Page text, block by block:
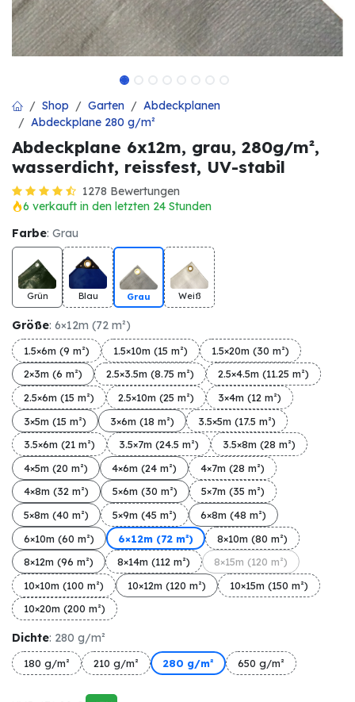
Shop Garten
Abdeckplanen
Abdeckplane 280 g/m²
Abdeckplane 6x12m, grau, 280g/m²,
wasserdicht, reissfest, UV-stabil
1278 Bewertungen
6 verkauft in den letzten 24 Stunden
Farbe: Grau
Grün Blau Grau Weiß
Größe: 6×12m (72 m²)
1.5×6m (9 m²) 1.5×10m (15 m²)
1.5×20m (30 m²)
2×3m (6 m²)
2.5×3.5m (8.75 m²)
2.5×4.5m (11.25 m²)
2.5×6m (15 m²)
2.5×10m (25 m²)
3×4m (12 m²)
3×5m (15 m²)
3×6m (18 m²)
3.5×5m (17.5 m²)
3.5×6m (21 m²)
3.5×7m (24.5 m²)
3.5×8m (28 m²)
4×5m (20 m²)
4×6m (24 m²)
4×7m (28 m²)
4×8m (32 m²)
5×6m (30 m²)
5×7m (35 m²)
5×8m (40 m²)
5×9m (45 m²)
6×8m (48 m²)
6×10m (60 m²)
6×12m (72 m²)
8×10m (80 m²)
8×12m (96 m²)
8×14m (112 m²)
8×15m (120 m²)
10×10m (100 m²)
10×12m (120 m²)
10×15m (150 m²)
10×20m (200 m²)
Dichte: 280 g/m²
180 g/m² 210 g/m² 280 g/m² 650 g/m²